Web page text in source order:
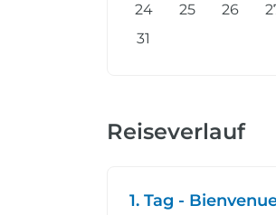
24
25 26
31
Reiseverlauf
1. Tag -